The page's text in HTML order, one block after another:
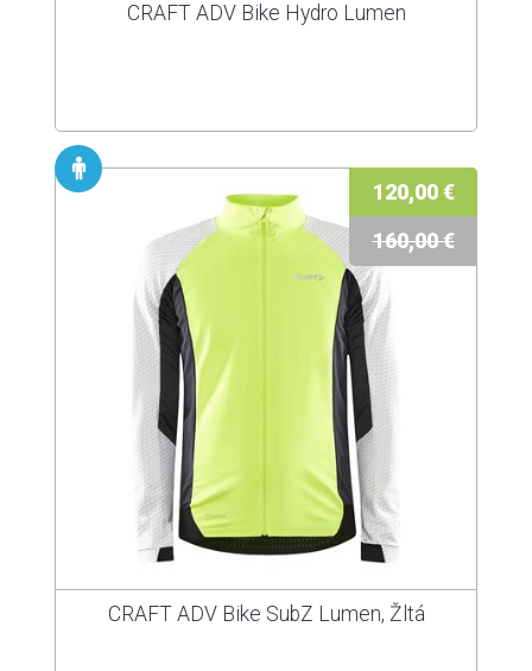
CRAFT ADV Bike Hydro Lumen
120,00 €
160,00 €
CRAFT ADV Bike SubZ Lumen, Žltá